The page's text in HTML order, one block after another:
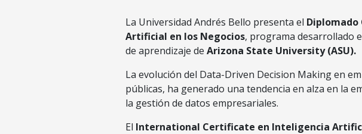
La Universidad Andrés Bello presenta el Diplomado
Artificial en los Negocios, programa desarrollado
de aprendizaje de Arizona State University(ASU).
La evolución del Data-Driven Decision Making en
públicas, ha generado una tendencia en alza en la
la gestión de datos empresariales.
El International Certificate en Inteligencia